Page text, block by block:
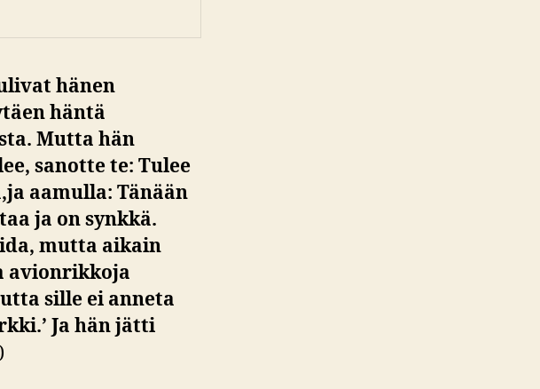
hänen
häntä
Mutta hän
sanotte te: Tulee
aamulla: Tänään
ja on synkkä.
mutta aikain
avionrikkoja
sille ei anneta
Ja hän jätti